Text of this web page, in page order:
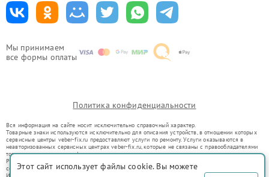
Мы принимаем
все формы оплаты
Политика конфиденциальности
Вся информация на сайте носит исключительно справочный характер.
Товарные знаки используются исключительно для описания устройств, в отношении которых
сервисные центры veber-fix.ru предоставляют услуги по ремонту. Услуги оказываются в
неавторизованных сервисных центрах veber-fix.ru, которые не связаны с правообладателями
товарных знаков или их официальными представителями.
Ремонт осуществляется для устройств, уже введенных в гражданский оборот в соответствии
со статьей 1487 ГК РФ.
Этот сайт использует файлы cookie. Вы можете